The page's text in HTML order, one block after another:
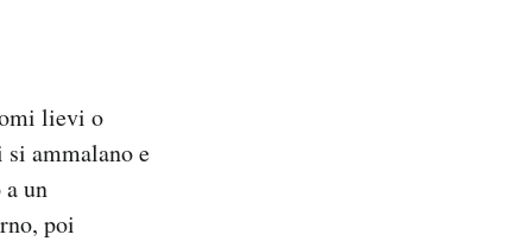
lievi o
ammalano e
un
poi